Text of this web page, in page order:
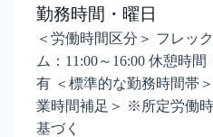
勤務時間・曜日
＜労働時間区分＞ フレッ
ム：11:00～16:00 休憩時
有 ＜標準的な勤務時間帯
業時間補足＞ ※所定労働
基づく